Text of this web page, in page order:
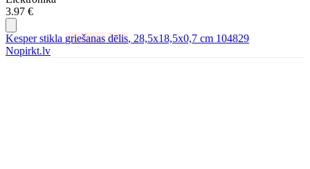
3.97 €
Kesper stikla griešanas dēlis, 28,5x18,5x0,7 cm 104829
Nopirkt.lv